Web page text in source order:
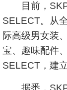
目前，SKP
SELECT。从
际高级男女装
宝、趣味配件
SELECT，建
据悉，SKP